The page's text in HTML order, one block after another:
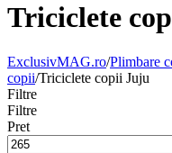
Triciclete
ExclusivMAG.ro/Plimbare
copii/Triciclete copii Juju
Filtre
Filtre
Pret